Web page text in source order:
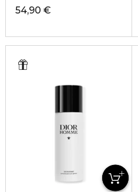
54,90 €